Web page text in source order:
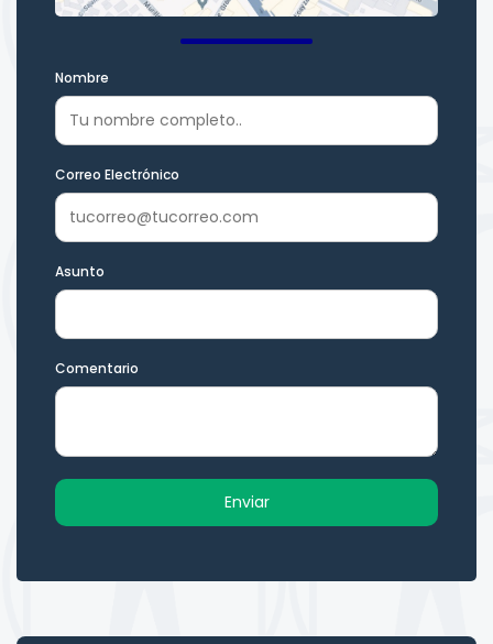
Nombre
Correo Electrónico
Asunto
Comentario